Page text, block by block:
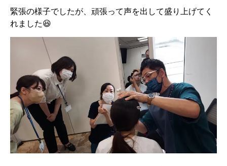
緊張の様子でしたが、頑張って声を出して盛り上げてく
れました😆